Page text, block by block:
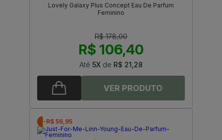
Lovely Galaxy Plus Concept Eau De Parfum
Feminino
R$ 178,00
R$ 106,40
Até 5X de R$ 21,28
-R$ 56,95